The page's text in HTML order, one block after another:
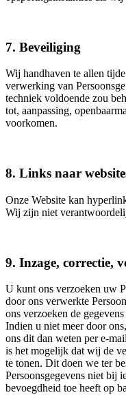
7. Beveiliging
Wij handhaven te allen
verwerking van
techniek voldoende zou
tot, aanpassing,
voorkomen.
8. Links naar
Onze Website kan
Wij zijn niet
9. Inzage, correctie,
U kunt ons verzoeken uw
door ons verwerkte
ons verzoeken de
Indien u niet meer door
ons dit dan weten per e-
is het mogelijk dat wij de
te tonen. Dit doen we ter
Persoonsgegevens niet bij
bevoegdheid toe heeft op